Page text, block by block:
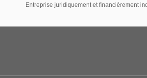
Entreprise juridiquement et financièrement